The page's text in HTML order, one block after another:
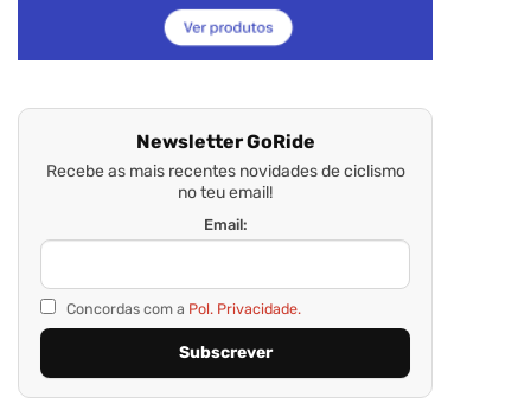
Newsletter GoRide
Recebe as mais recentes novidades de ciclismo
no teu email!
Email:
Concordas com a Pol. Privacidade.